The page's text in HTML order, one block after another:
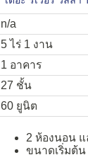
n/a
5 ไร่ 1 งาน
1 อาคาร
27 ชั้น
60 ยูนิต
2 ห้องนอน
ขนาดเริ่มต้น